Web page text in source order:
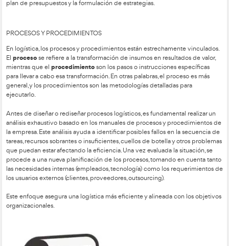
referencia con anterioridad.
Lalogística comercialpara una organización comienza
pedido y termina cuando realiza la entrega al cliente.
La organización debe ser capaz de atender los